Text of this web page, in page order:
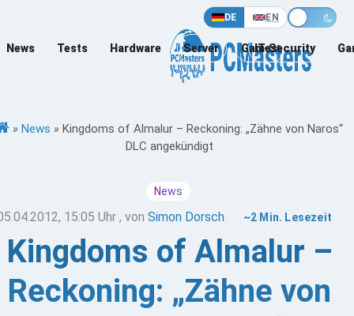
DE EN
News Tests Hardware Server Games
IT-Security
» News » Kingdoms of Almalur – Reckoning: „Zähne von Naros“
DLC angekündigt
News
15:05 Uhr , von Simon Dorsch ~2 Min. Lesezeit
Kingdoms of Almalur –
Reckoning: „Zähne von